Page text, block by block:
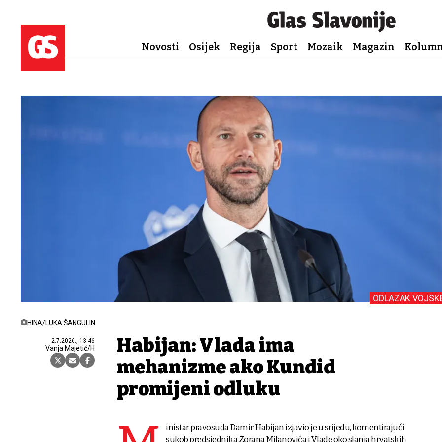
Novosti Osijek Regija Sport Mozaik Magazin
HINA/LUKA ŠANGULIN
2.7.2026., 13:46
Vanja Majetić/H
ODLAZAK
Habijan: Vlada ima
mehanizme ako Kundid
promijeni odluku
inistar pravosuđa Damir Habijan izjavio je u srijedu, komentirajući
sukob predsjednika Zorana Milanovića i Vlade oko slanja hrvatskih